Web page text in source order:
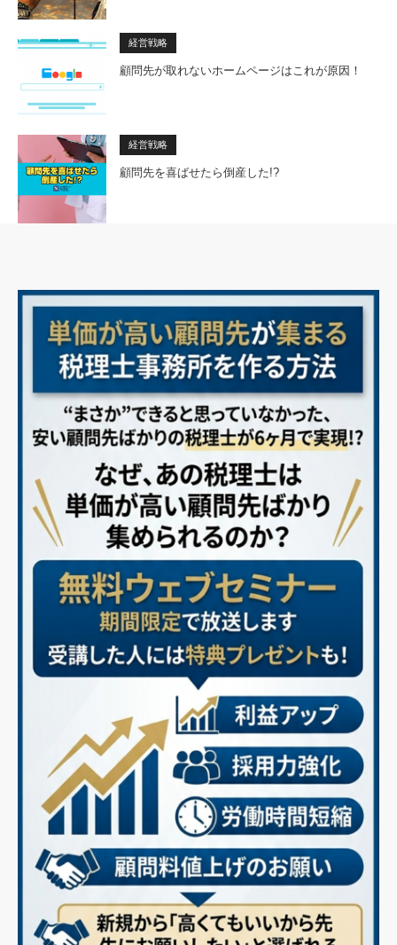
経営戦略
顧問先が取れないホームページはこれが原因！
経営戦略
顧問先を喜ばせたら倒産した!?